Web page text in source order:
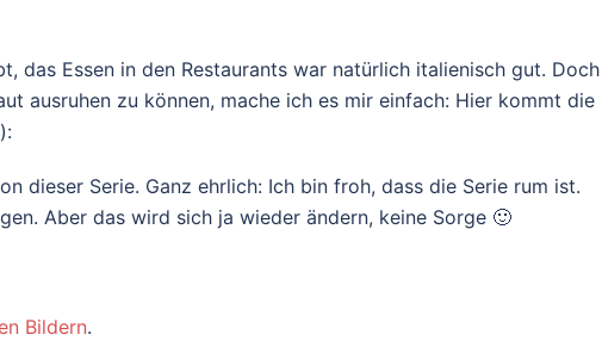
das Essen in den Restaurants war natürlich italienisch gut. Doch
ausruhen zu können, mache ich es mir einfach: Hier kommt die
dieser Serie. Ganz ehrlich: Ich bin froh, dass die Serie rum ist.
Aber das wird sich ja wieder ändern, keine Sorge 🙂
Bildern.